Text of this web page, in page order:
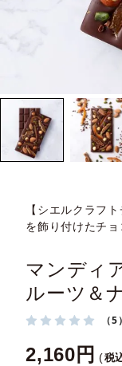
【シエルクラフ
を飾り付けたチョ
マンディ
ルーツ＆
（5）
2,160 税